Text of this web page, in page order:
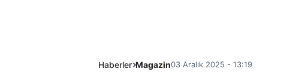
Haberler Magazin03 Aralık 2025 - 13:19